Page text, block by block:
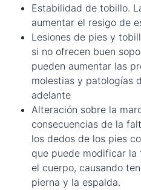
Estabilidad de tobillo.
aumentar el resigo de
Lesiones de pies y
si no ofrecen buen
pueden aumentar las
molestias y patologías
adelante
Alteración sobre la
consecuencias de la
los dedos de los pies
que puede modificar la
el cuerpo, causando
pierna y la espalda.